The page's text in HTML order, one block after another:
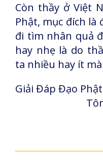
Còn thầy ở Việt
Phật, mục đích
đi tìm nhân quả
hay nhẹ là do
ta nhiều hay ít
Giải Đáp Đạo